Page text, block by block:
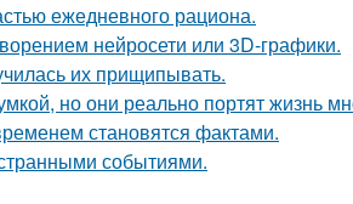
ежедневного рациона.
нейросети или 3D-графики.
их прищипывать.
но они реально портят жизнь
становятся фактами.
событиями.